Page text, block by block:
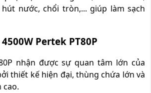
nước, chổi tròn,... giúp làm sạch
Pertek PT80P
nhận được sự quan tâm lớn của
thiết kế hiện đại, thùng chứa lớn và
cao.